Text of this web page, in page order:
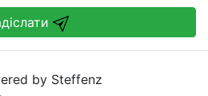
by Steffenz